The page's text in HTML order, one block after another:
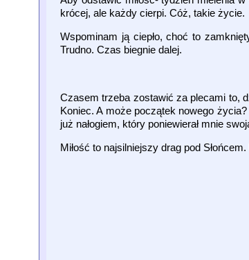
krócej, ale każdy cierpi. Cóż, takie życie.
Wspominam ją ciepło, choć to
Trudno. Czas biegnie dalej.
Czasem trzeba zostawić za plecami to,
Koniec. A może początek nowego
już nałogiem, który poniewierał mnie
Miłość to najsilniejszy drag pod